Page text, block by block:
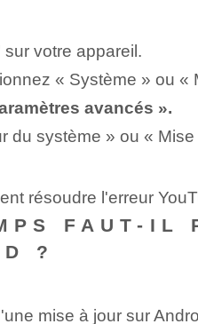
votre appareil.
« Système » ou «
avancés ».
du système » ou «
résoudre l'erreur
FAUT-IL
?
mise à jour sur